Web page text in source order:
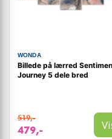
WONDA
Billede på lærred
Journey 5 dele bred
519,-
479,-